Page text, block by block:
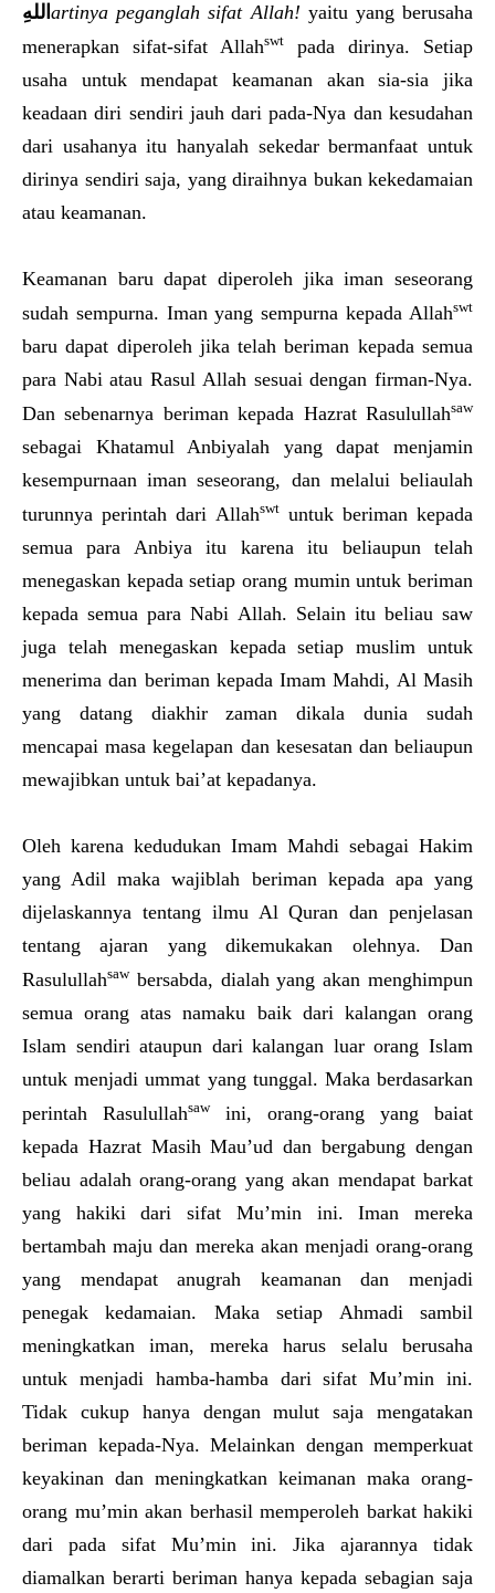
اللهِ artinya peganglah sifat Allah! yaitu yang berusaha
menerapkan sifat-sifat Allahswt
pada dirinya. Setiap
usaha untuk mendapat keamanan akan sia-sia jika
keadaan diri sendiri jauh dari pada-Nya dan kesudahan
dari usahanya itu hanyalah sekedar bermanfaat untuk
dirinya sendiri saja, yang diraihnya bukan kekedamaian
atau keamanan.
Keamanan baru dapat diperoleh jika iman seseorang
sudah sempurna. Iman yang sempurna kepada Allahswt
baru dapat diperoleh jika telah beriman kepada semua
para Nabi atau Rasul Allah sesuai dengan firman-Nya.
Dan sebenarnya beriman kepada Hazrat Rasulullahsaw
sebagai Khatamul Anbiyalah yang dapat menjamin
kesempurnaan iman seseorang, dan melalui beliaulah
turunnya perintah dari Allahswtuntuk beriman kepada
semua para Anbiya itu karena itu beliaupun telah
menegaskan kepada setiap orang mumin untuk beriman
kepada semua para Nabi Allah. Selain itu beliau saw
juga telah menegaskan kepada setiap muslim untuk
menerima dan beriman kepada Imam Mahdi, Al Masih
yang datang diakhir zaman dikala dunia sudah
mencapai masa kegelapan dan kesesatan dan beliaupun
mewajibkan untuk bai’at kepadanya.
Oleh karena kedudukan Imam Mahdi sebagai Hakim
yang Adil maka wajiblah beriman kepada apa yang
dijelaskannya tentang ilmu Al Quran dan penjelasan
tentang ajaran yang dikemukakan olehnya. Dan
Rasulullahsawbersabda, dialah yang akan menghimpun
semua orang atas namaku baik dari kalangan orang
Islam sendiri ataupun dari kalangan luar orang Islam
untuk menjadi ummat yang tunggal. Maka berdasarkan
perintah Rasulullahsawini, orang-orang yang baiat
kepada Hazrat Masih Mau’ud dan bergabung dengan
beliau adalah orang-orang yang akan mendapat barkat
yang hakiki dari sifat Mu’min ini. Iman mereka
bertambah maju dan mereka akan menjadi orang-orang
yang mendapat anugrah keamanan dan menjadi
penegak kedamaian. Maka setiap Ahmadi sambil
meningkatkan iman, mereka harus selalu berusaha
untuk menjadi hamba-hamba dari sifat Mu’min ini.
Tidak cukup hanya dengan mulut saja mengatakan
beriman kepada-Nya. Melainkan dengan memperkuat
keyakinan dan meningkatkan keimanan maka orang-
orang mu’min akan berhasil memperoleh barkat hakiki
dari pada sifat Mu’min ini. Jika ajarannya tidak
diamalkan berarti beriman hanya kepada sebagian saja